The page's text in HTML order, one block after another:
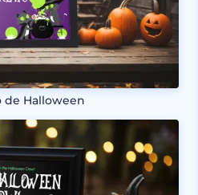
de Halloween